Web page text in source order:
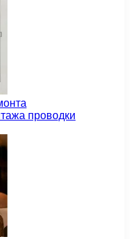
проводки